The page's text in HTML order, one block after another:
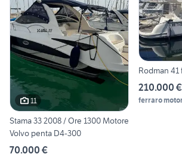
11
Stama 33 2008 / Ore 1300 Motore
Volvo penta D4-300
70.000 €
Rodman 41
210.000 €
ferraro